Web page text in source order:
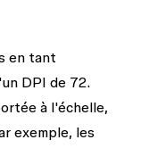
en tant
DPI de 72.
à l'échelle,
exemple, les